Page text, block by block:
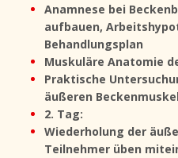
Anamnese bei
aufbauen,
Behandlungsplan
Muskuläre Anatomie
Praktische
äußeren
2. Tag:
Wiederholung der
Teilnehmer üben